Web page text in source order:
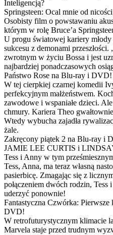
Inteligencją?
Springsteen: Ocal mnie od
Osobisty film o powstawaniu
którym w rolę Bruce’a
U progu światowej kariery
sukcesu z demonami przeszłości.
zwrotnym w życiu Bossa i jest
najbardziej ponadczasowych
Państwo Rose na Blu-ray i DVD!
W tej cierpkiej czarnej komedii
perfekcyjnym małżeństwem.
zawodowe i wspaniałe dzieci.
chmury. Kariera Theo
Wtedy wybucha zajadła
żale.
Zakręcony piątek 2 na Blu-ray i
JAMIE LEE CURTIS i
Tess i Anny w tym
Tess, Anna, ma teraz własną
pasierbicę. Zmagając się z
połączeniem dwóch rodzin,
uderzyć ponownie!
Fantastyczna Czwórka:
DVD!
W retrofuturystycznym klimacie
Marvela staje przed trudnym